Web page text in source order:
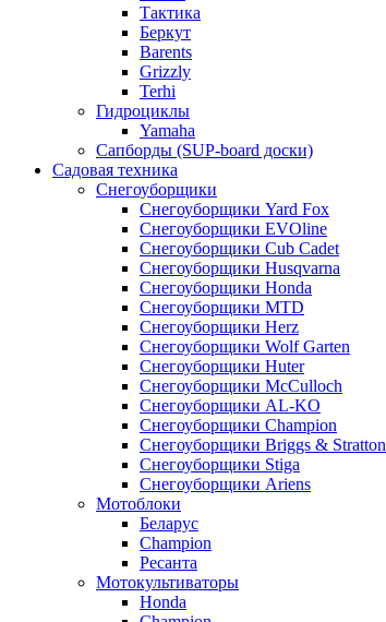
Тактика
Беркут
Barents
Grizzly
Terhi
Гидроциклы
Yamaha
Сапборды (SUP-board доски)
Садовая техника
Снегоуборщики
Снегоуборщики Yard Fox
Снегоуборщики EVOline
Снегоуборщики Cub Cadet
Снегоуборщики Husqvarna
Снегоуборщики Honda
Снегоуборщики MTD
Снегоуборщики Herz
Снегоуборщики Wolf Garten
Снегоуборщики Huter
Снегоуборщики McCulloch
Снегоуборщики AL-KO
Снегоуборщики Champion
Снегоуборщики Briggs & Stratton
Снегоуборщики Stiga
Снегоуборщики Ariens
Мотоблоки
Беларус
Champion
Ресанта
Мотокультиваторы
Honda